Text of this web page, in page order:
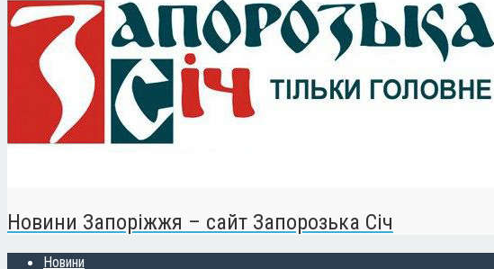
Новини Запоріжжя – сайт Запорозька Січ
Новини